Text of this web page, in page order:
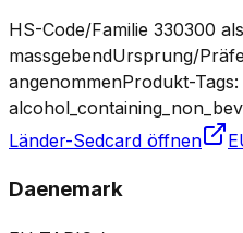
HS-Code/Familie 330300
massgebendUrsprung/
angenommenProdukt-
Länder-Sedcard öffnen
Daenemark